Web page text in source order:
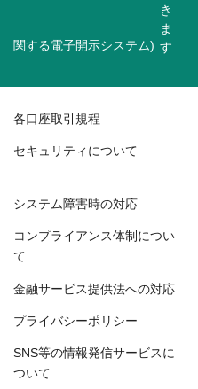
関する電子開示システム)
各口座取引規程
セキュリティについて
システム障害時の対応
コンプライアンス体制につい
て
金融サービス提供法への対応
プライバシーポリシー
SNS等の情報発信サービスに
ついて